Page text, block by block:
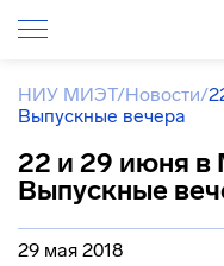
НИУ МИЭТ/Новости/
Выпускные вечера
22 и 29 июня в
Выпускные
29 мая 2018